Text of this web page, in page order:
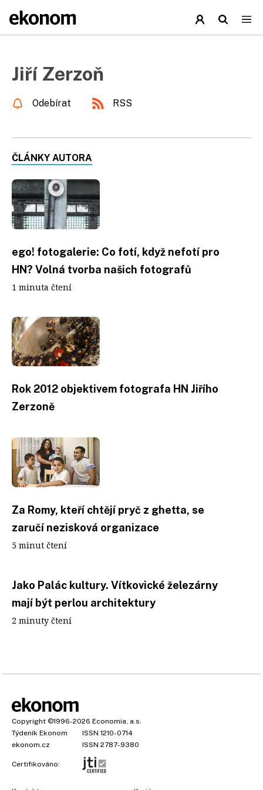
Jiří Zerzoň
Odebírat RSS
ČLÁNKY AUTORA
ego! fotogalerie: Co fotí, když nefotí pro
HN? Volná tvorba našich fotografů
1 minuta čtení
Rok 2012 objektivem fotografa HN Jiřího
Zerzoně
Za Romy, kteří chtějí pryč z ghetta, se
zaručí nezisková organizace
5 minut čtení
Jako Palác kultury. Vítkovické železárny
mají být perlou architektury
2 minuty čtení
Copyright ©1996-2026 Economia, a.s.
Týdeník Ekonom
ISSN 1210-0714
ekonom.cz
ISSN 2787-9380
Certifikováno: